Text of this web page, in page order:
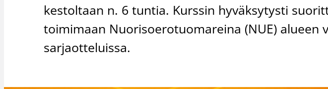
kestoltaan n. 6 tuntia. Kurssin hyväksytysti
toimimaan Nuorisoerotuomareina (NUE) alueen
sarjaotteluissa.